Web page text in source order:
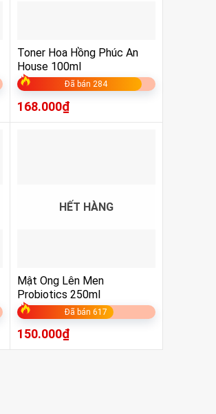
Toner Hoa Hồng Phúc An
House 100ml
Đã bán 284
168.000₫
HẾT HÀNG
Mật Ong Lên Men
Probiotics 250ml
Đã bán 617
150.000₫